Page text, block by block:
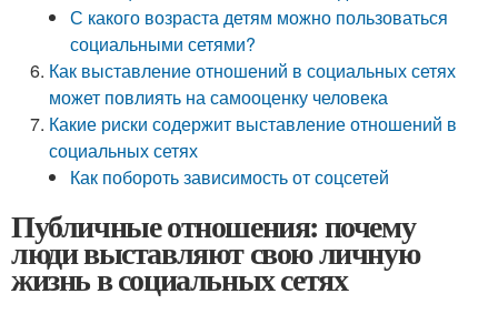
С какого возраста детям можно пользоваться
социальными сетями?
Как выставление отношений в социальных сетях
может повлиять на самооценку человека
Какие риски содержит выставление отношений в
социальных сетях
Как побороть зависимость от соцсетей
Публичные отношения: почему
люди выставляют свою личную
жизнь в социальных сетях